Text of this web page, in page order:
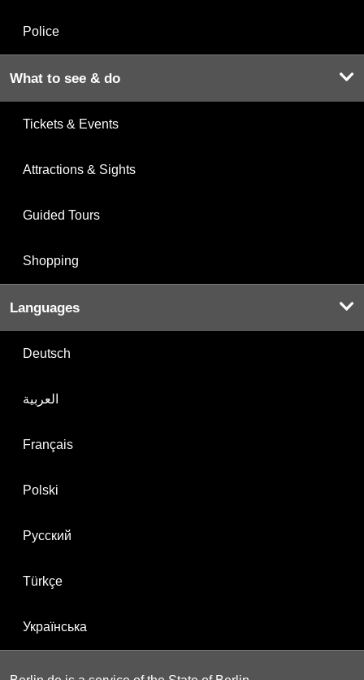
Police
What to see & do
Tickets & Events
Attractions & Sights
Guided Tours
Shopping
Languages
Deutsch
العربية
Français
Polski
Русский
Türkçe
Українська